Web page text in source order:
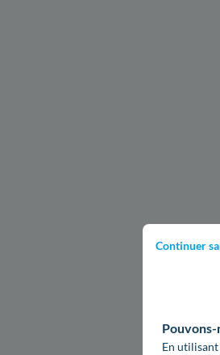
Continuer
Pouvons-
En